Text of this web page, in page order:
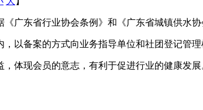
广东省行业协会条例》和《广东省城镇供水协
以备案的方式向业务指导单位和社团登记管理
体现会员的意志，有利于促进行业的健康发